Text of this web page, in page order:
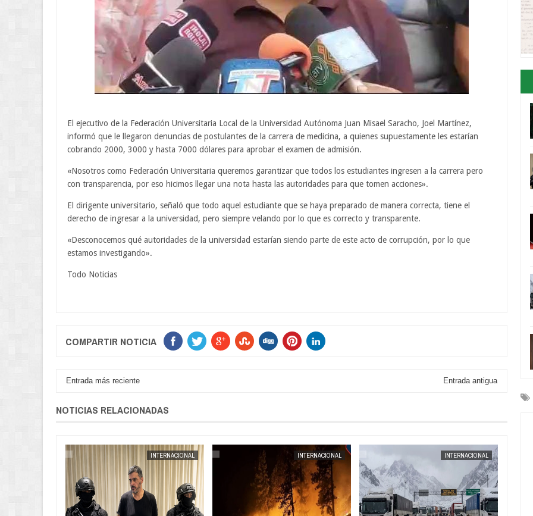
El ejecutivo de la Federación Universitaria Local de la Universidad Autónoma Juan Misael Saracho, Joel Martínez,
informó que le llegaron denuncias de postulantes de la carrera de medicina, a quienes supuestamente les estarían
cobrando 2000, 3000 y hasta 7000 dólares para aprobar el examen de admisión.
«Nosotros como Federación Universitaria queremos garantizar que todos los estudiantes ingresen a la carrera pero
con transparencia, por eso hicimos llegar una nota hasta las autoridades para que tomen acciones».
El dirigente universitario, señaló que todo aquel estudiante que se haya preparado de manera correcta, tiene el
derecho de ingresar a la universidad, pero siempre velando por lo que es correcto y transparente.
«Desconocemos qué autoridades de la universidad estarían siendo parte de este acto de corrupción, por lo que
estamos investigando».
Todo Noticias
COMPARTIR NOTICIA
Entrada más reciente Entrada antigua
NOTICIAS RELACIONADAS
AUG
INTERNACIONAL INTERNACIONAL INTERNACIONAL
JORGE MOLINA